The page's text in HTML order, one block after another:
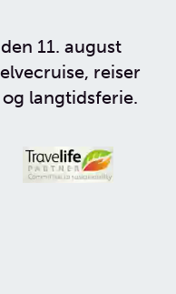
11. august
reiser
langtidsferie.